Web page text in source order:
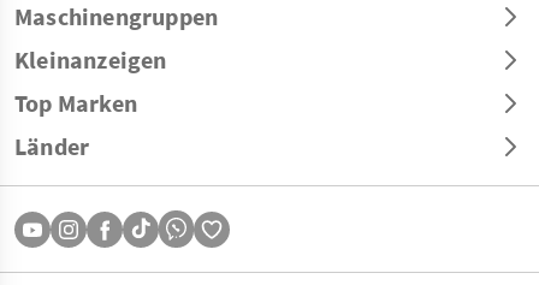
Maschinengruppen
Kleinanzeigen
Top Marken
Länder